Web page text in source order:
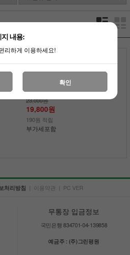
유광 화이트 시트 원단
(암선 유무 선택 가능)
23,000원
19,800원
190원 적립
부가세포함
처리방침 | 이용약관 | PC VER
무통장 입금정보
국민은행 834701-04-139858
예금주 : (주)그린평원
내용:
리하게 이용하세요!
확인